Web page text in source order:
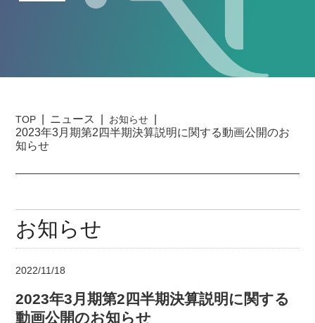
TOP ニュース お知らせ
2023年3月期第2四半期決算説明に関する動画公開のお
知らせ
お知らせ
2022/11/18
2023年3月期第2四半期決算説明に関する
動画公開のお知らせ